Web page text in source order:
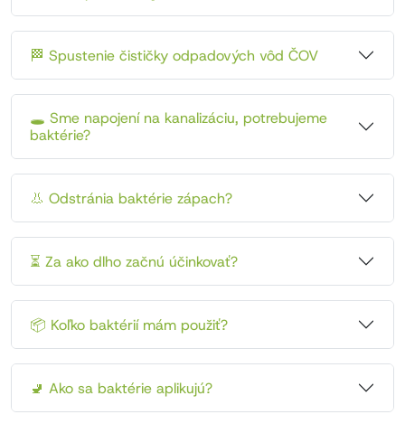
🏁 Spustenie čističky odpadových vôd ČOV
🕳️ Sme napojení na kanalizáciu, potrebujeme
baktérie?
👃 Odstránia baktérie zápach?
⏳ Za ako dlho začnú účinkovať?
📦 Koľko baktérií mám použiť?
🚽 Ako sa baktérie aplikujú?